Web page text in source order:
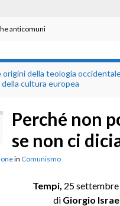
anticomuni
origini della teologia
della cultura europea
Perché non
se non ci
in Comunismo
Tempi, 25
di Giorgio